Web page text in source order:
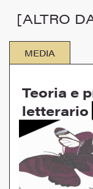
[ALTRO
MEDIA
Teoria e
letterario